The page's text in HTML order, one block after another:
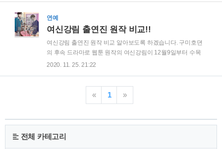
연예
여신강림 출연진 원작 비교!!
여신강림 출연진 원작 비교 알아보도록 하겠습니다. 구미호뎐
의 후속 드라마로 웹툰 원작의 여신강림이 12월9일부터 수목
드라마로 방영될 예정입니다. 예전부터 인기 웹툰이었던 여신
작대비 캐스팅이 어떻게 되는지 알아보겠습니다. | 원작 여신강
림은? 외모에 콤플렉스가 있어 중학생때까지 외모로 놀림을 받
되어 훈남들(이수호, 한서준)의 사랑을 받으며 성장하는 로맨틱
코미디 입니다. 최근 드라마화로 스토리 전개가 늦어지면서 평
점 테러(?)를 받기도 했지만 여전히 인기가 많은 웹툰입니다. 그
2020. 11. 25. 21:22
« 1 »
전체 카테고리